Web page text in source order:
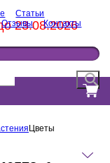
23.08.2026
Статьи
Отзывы
Контакты
Цветы